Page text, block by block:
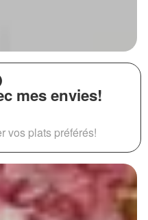
mes envies!
vos plats préférés!